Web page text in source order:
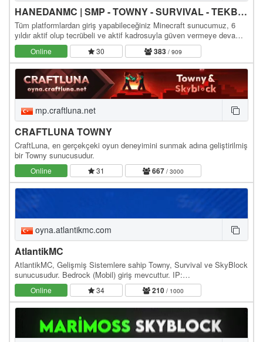
HANEDANMC | SMP - TOWNY - SURVIVAL - TEKBLOCK - SKYBLOCK
Tüm platformlardan giriş yapabileceğiniz Minecraft sunucumuz, 6
yıldır aktif olup tecrübeli ve aktif kadrosuyla güven vermeye devam
ediyor. Sizleri aramızda görmekten…
Online 30 383 / 909
mp.craftluna.net
CRAFTLUNA TOWNY
CraftLuna, en gerçekçeki oyun deneyimini sunmak adına geliştirilmiş
bir Towny sunucusudur.
Online 31 667 / 3000
oyna.atlantikmc.com
AtlantikMC
AtlantikMC, Gelişmiş Sistemlere sahip Towny, Survival ve SkyBlock
sunucusudur. Bedrock (Mobil) giriş mevcuttur. IP:
oyna.atlantikmc.com WebSite: / Discord: /
Online 34 210 / 1000